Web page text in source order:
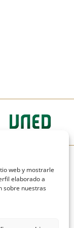
web y mostrarle
elaborado a
sobre nuestras